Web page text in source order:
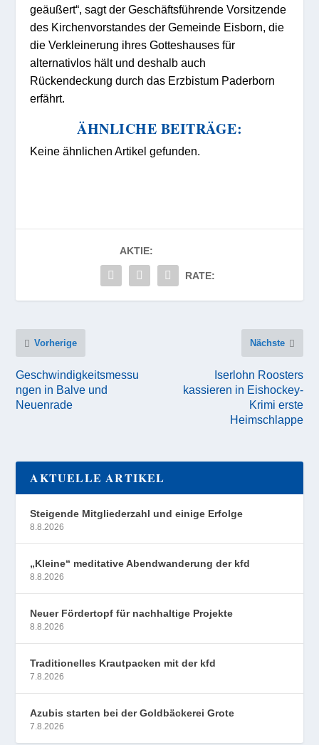
geäußert“, sagt der Geschäftsführende Vorsitzende
des Kirchenvorstandes der Gemeinde Eisborn, die
die Verkleinerung ihres Gotteshauses für
alternativlos hält und deshalb auch
Rückendeckung durch das Erzbistum Paderborn
erfährt.
ÄHNLICHE BEITRÄGE:
Keine ähnlichen Artikel gefunden.
AKTIE:
RATE:
Vorherige
Geschwindigkeitsmessu
ngen in Balve und
Neuenrade
Nächste
Iserlohn Roosters
kassieren in Eishockey-
Krimi erste
Heimschlappe
AKTUELLE ARTIKEL
Steigende Mitgliederzahl und einige Erfolge
8.8.2026
„Kleine“ meditative Abendwanderung der kfd
8.8.2026
Neuer Fördertopf für nachhaltige Projekte
8.8.2026
Traditionelles Krautpacken mit der kfd
7.8.2026
Azubis starten bei der Goldbäckerei Grote
7.8.2026